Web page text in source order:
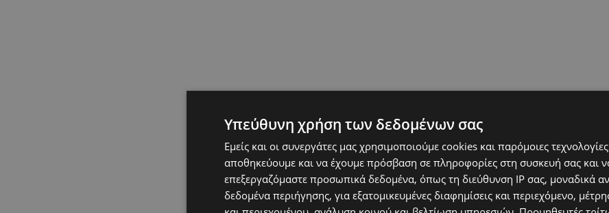
Υπεύθυνη χρήση των δεδομένων σας
Εμείς και οι συνεργάτες μας χρησιμοποιούμε cookies και παρόμοιες
αποθηκεύουμε και να έχουμε πρόσβαση σε πληροφορίες στη συσκευή σας και
επεξεργαζόμαστε προσωπικά δεδομένα, όπως τη διεύθυνση IP σας, μοναδικά
δεδομένα περιήγησης, για εξατομικευμένες διαφημίσεις και περιεχόμενο,